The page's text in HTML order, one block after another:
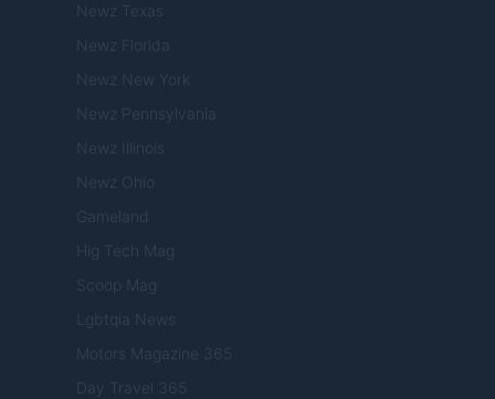
Newz Texas
Newz Florida
Newz New York
Newz Pennsylvania
Newz Illinois
Newz Ohio
Gameland
Hig Tech Mag
Scoop Mag
Lgbtqia News
Motors Magazine 365
Day Travel 365